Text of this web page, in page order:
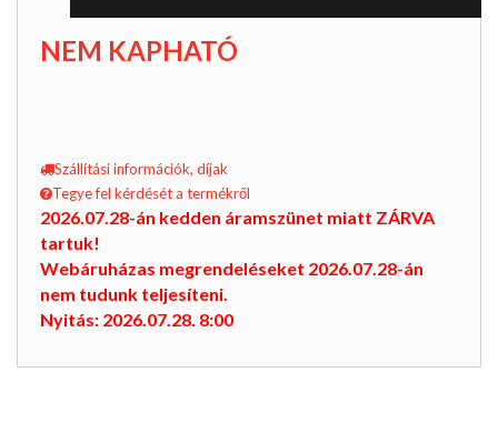
NEM KAPHATÓ
Szállítási információk, díjak
Tegye fel kérdését a termékről
2026.07.28-án kedden áramszünet miatt ZÁRVA
tartuk!
Webáruházas megrendeléseket 2026.07.28-án
nem tudunk teljesíteni.
Nyitás: 2026.07.28. 8:00